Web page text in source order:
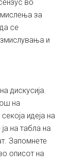
во
мислења за
се
и
дискусија.
на
идеја на
на табла на
Запомнете
описот на